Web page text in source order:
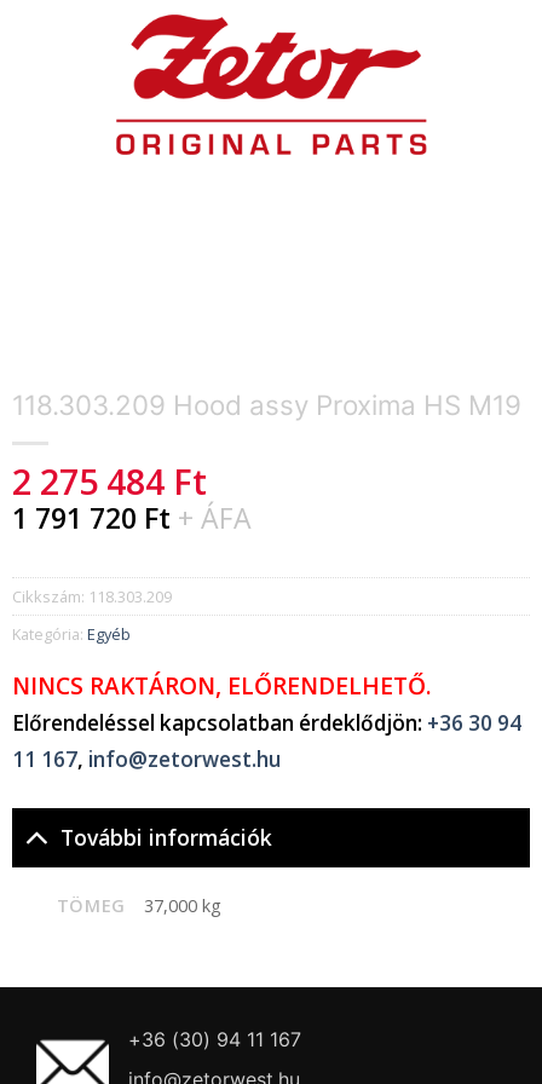
118.303.209 Hood assy Proxima HS M19
2 275 484 Ft
1 791 720 Ft + ÁFA
Cikkszám: 118.303.209
Kategória: Egyéb
NINCS RAKTÁRON, ELŐRENDELHETŐ.
Előrendeléssel kapcsolatban érdeklődjön: +36 30 94
11 167, info@zetorwest.hu
További információk
TÖMEG 37,000 kg
+36 (30) 94 11 167